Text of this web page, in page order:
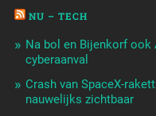
NU – TECH
Na bol en Bijenkorf ook
cyberaanval
Crash van SpaceX-
nauwelijks zichtbaar